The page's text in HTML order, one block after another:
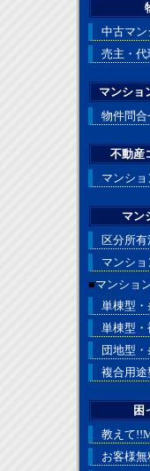
中古マ
売主・代
マンショ
物件問合
不動産
マンシ
マン
区分所有
マンシ
■マンショ
単棟型・
単棟型
団地型・
複合用途
困
教えて
お客様